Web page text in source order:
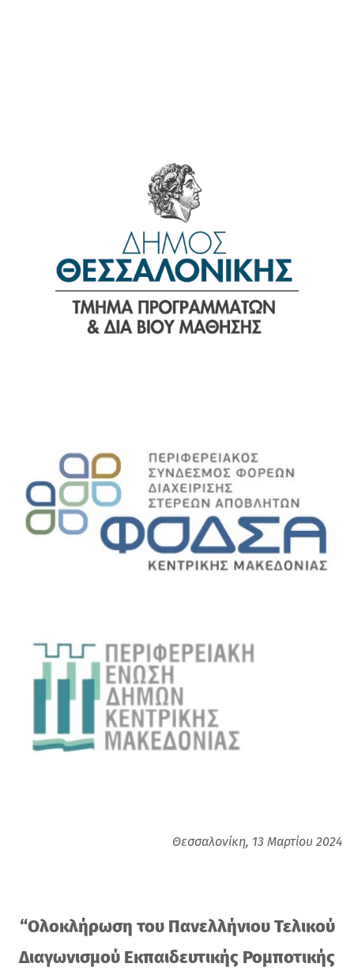
Θεσσαλονίκη, 13 Μαρτίου 2024
“Ολοκλήρωση του Πανελλήνιου Τελικού
Διαγωνισμού Εκπαιδευτικής Ρομποτικής